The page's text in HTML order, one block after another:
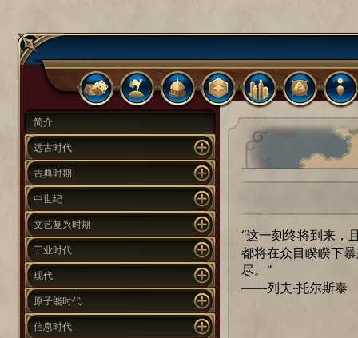
简介
远古时代
古典时期
中世纪
文艺复兴时期
工业时代
现代
原子能时代
信息时代
“这一刻终将到来，
都将在众目睽睽下
尽。”
——列夫·托尔斯泰